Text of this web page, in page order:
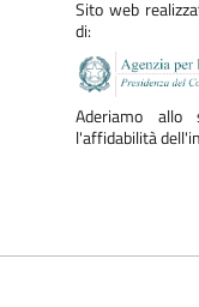
Sito web
di:
Aderiamo allo
l'affidabilità